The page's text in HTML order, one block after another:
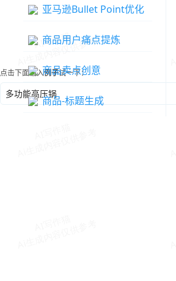
点击下面输入例子试一下：
多功能高压锅
亚马逊Bullet Point优化
商品用户痛点提炼
商品卖点创意
商品-标题生成